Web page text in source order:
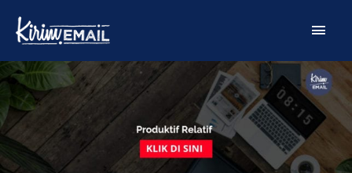
content
Main